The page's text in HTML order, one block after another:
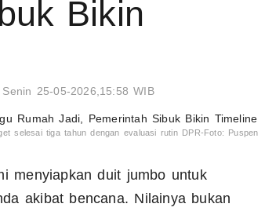
Bikin
Senin 25-05-2026,15:58 WIB
selesai tiga tahun dengan evaluasi rutin DPR-Foto: Puspen
menyiapkan duit jumbo untuk
akibat bencana. Nilainya bukan